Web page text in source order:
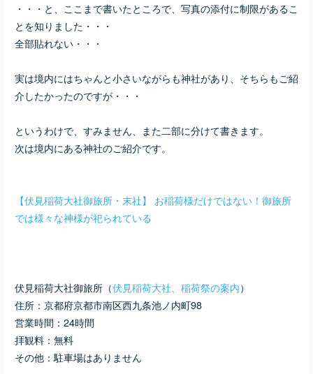
・・・と、ここまで書いたところで、写真の添付に制限があるこ
とを知りました・・・
全部貼れない・・・
実は境内にはちゃんと小さいながらも神社があり、そちらもご紹
介したかったのですが・・・
というわけで、すみません、また二部に分けて書きます。
次は境内にある神社のご紹介です。
【伏見稲荷大社御旅所・末社】 お稲荷様だけではない！御旅所
では様々な神様が祀られている
伏見稲荷大社御旅所（伏見稲荷大社、稲荷祭の案内）
住所：京都府京都市南区西九条池ノ内町98
営業時間：24時間
拝観料：無料
その他：駐車場はありません